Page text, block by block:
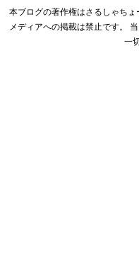
本ブログの著作権はさるしゃち
メディアへの掲載は禁止です。
一